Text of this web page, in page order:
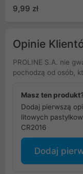
9,99 zł
Opinie
PROLINE S.A. nie
pochodzą od osób,
Masz ten
Dodaj pierwszą
litowych
CR2016
Dodaj